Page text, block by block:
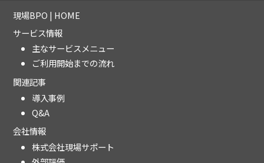
現場BPO | HOME
サービス情報
主なサービスメニュー
ご利用開始までの流れ
関連記事
導入事例
Q&A
会社情報
株式会社現場サポート